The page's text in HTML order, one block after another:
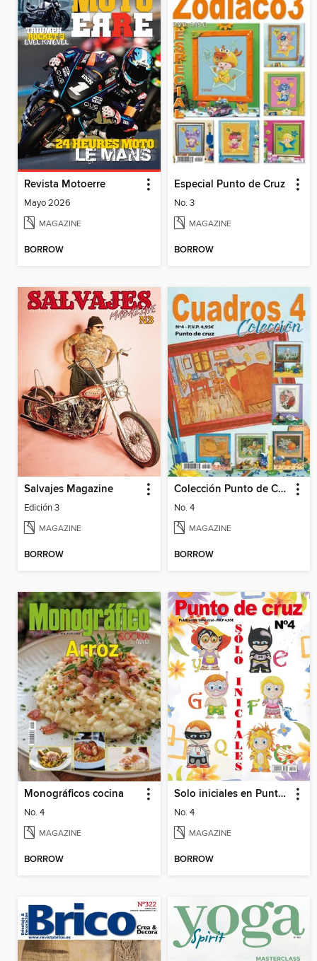
Revista Motoerre
Mayo 2026
MAGAZINE
BORROW
Especial Punto de Cruz
No. 3
MAGAZINE
BORROW
Salvajes Magazine
Edición 3
MAGAZINE
BORROW
Colección Punto de Cruz
No. 4
MAGAZINE
BORROW
Monográficos cocina
No. 4
MAGAZINE
BORROW
Solo iniciales en Punto de Cruz
No. 4
MAGAZINE
BORROW